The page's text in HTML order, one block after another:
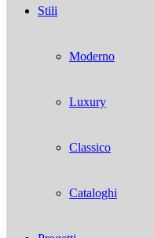
Stili
Moderno
Luxury
Classico
Cataloghi